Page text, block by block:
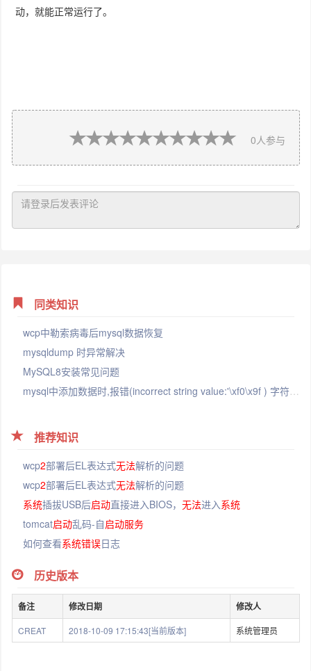
动，就能正常运行了。
0人参与
同类知识
wcp中勒索病毒后mysql数据恢复
mysqldump 时异常解决
MySQL8安装常见问题
mysql中添加数据时,报错(incorrect string value:'\xf0\x9f ) 字符转换不正确 - MichaelKai - 博客园
推荐知识
wcp2部署后EL表达式无法解析的问题
wcp2部署后EL表达式无法解析的问题
系统插拔USB后启动直接进入BIOS， 无法进入系统
tomcat启动乱码-自启动服务
如何查看系统错误日志
历史版本
备注 修改日期 修改人
CREAT 2018-10-09 17:15:43[当前版本] 系统管理员